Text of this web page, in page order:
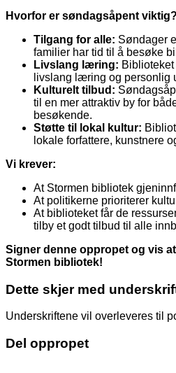
Hvorfor er søndagsåpent viktig?
Tilgang for alle: Søndager
familier har tid til å besøke
Livslang læring:
livslang læring og personlig
Kulturelt tilbud:
til en mer attraktiv by for
besøkende.
Støtte til lokal kultur:
lokale forfattere, kunstnere
Vi krever:
At Stormen bibliotek
At politikerne prioriterer
At biblioteket får de
tilby et godt tilbud til alle
Signer denne oppropet og vis
Stormen bibliotek!
Dette skjer med
Underskriftene vil overleveres til
Del oppropet